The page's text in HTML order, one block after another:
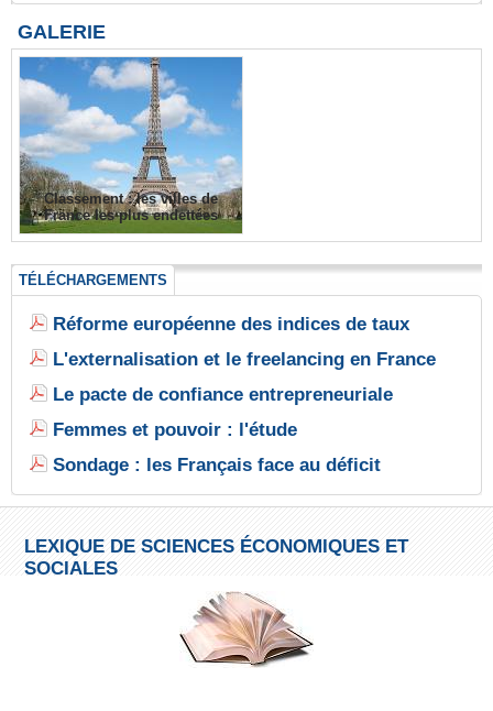
GALERIE
Classement : les villes de
France les plus endettées
TÉLÉCHARGEMENTS
Réforme européenne des indices de taux
L'externalisation et le freelancing en France
Le pacte de confiance entrepreneuriale
Femmes et pouvoir : l'étude
Sondage : les Français face au déficit
LEXIQUE DE SCIENCES ÉCONOMIQUES ET
SOCIALES